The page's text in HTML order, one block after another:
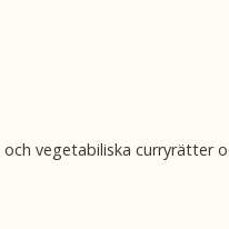
vegetabiliska curryrätter